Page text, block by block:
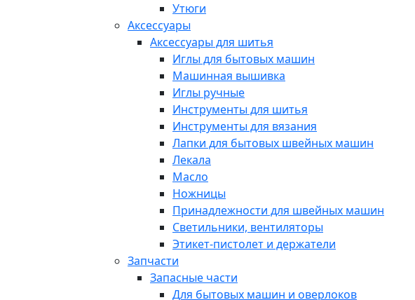
Утюги
Аксессуары
Аксессуары для шитья
Иглы для бытовых машин
Машинная вышивка
Иглы ручные
Инструменты для шитья
Инструменты для вязания
Лапки для бытовых швейных машин
Лекала
Масло
Ножницы
Принадлежности для швейных машин
Светильники, вентиляторы
Этикет-пистолет и держатели
Запчасти
Запасные части
Для бытовых машин и оверлоков